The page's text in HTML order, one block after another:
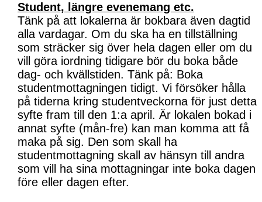
Student, längre evenemang etc.
Tänk på att lokalerna är bokbara även dagtid
alla vardagar. Om du ska ha en tillställning
som sträcker sig över hela dagen eller om du
vill göra iordning tidigare bör du boka både
dag- och kvällstiden. Tänk på: Boka
studentmottagningen tidigt. Vi försöker hålla
på tiderna kring studentveckorna för just detta
syfte fram till den 1:a april. Är lokalen bokad i
annat syfte (mån-fre) kan man komma att få
maka på sig. Den som skall ha
studentmottagning skall av hänsyn till andra
som vill ha sina mottagningar inte boka dagen
före eller dagen efter.